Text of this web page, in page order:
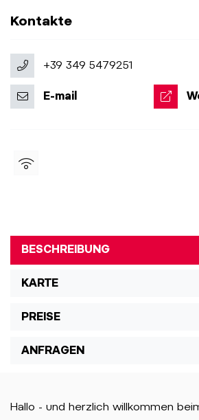
Kontakte
+39 349 5479251
E-mail
BESCHREIBUNG
KARTE
PREISE
ANFRAGEN
Hallo - und herzlich willkommen